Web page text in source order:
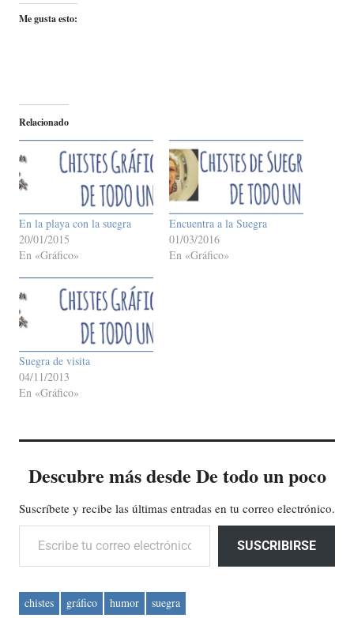
Me gusta esto:
Relacionado
En la playa con la suegra
20/01/2015
En «Gráfico»
Encuentra a la Suegra
01/03/2016
En «Gráfico»
Suegra de visita
04/11/2013
En «Gráfico»
Descubre más desde De todo un poco
Suscríbete y recibe las últimas entradas en tu correo electrónico.
Escribe tu correo electrónico…
SUSCRIBIRSE
chistes gráfico humor suegra